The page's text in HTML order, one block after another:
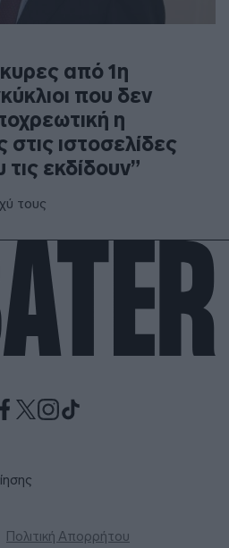
από 1η
που δεν
η
ιστοσελίδες
εκδίδουν”
τους
Πολιτική Απορρήτου